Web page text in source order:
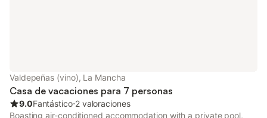
Valdepeñas (vino), La Mancha
Casa de vacaciones para 7 personas
9.0Fantástico⋅2 valoraciones
Boasting air-conditioned accommodation with a private pool,